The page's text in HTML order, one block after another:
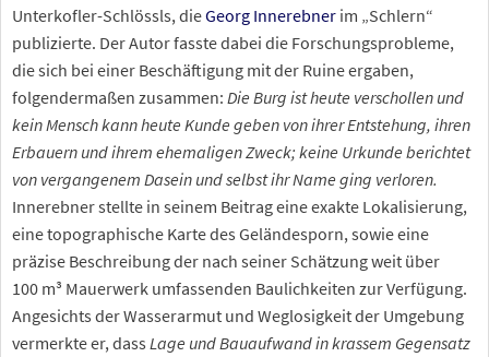
Unterkofler-Schlössls, dieGeorg Innerebner im „Schlern“
publizierte. Der Autor fasste dabei die Forschungsprobleme,
die sich bei einer Beschäftigung mit der Ruine ergaben,
folgendermaßen zusammen: Die Burg ist heute verschollen und
kein Mensch kann heute Kunde geben von ihrer Entstehung, ihren
Erbauern und ihrem ehemaligen Zweck; keine Urkunde berichtet
von vergangenem Dasein und selbst ihr Name ging verloren.
Innerebner stellte in seinem Beitrag eine exakte Lokalisierung,
eine topographische Karte des Geländesporn, sowie eine
präzise Beschreibung der nach seiner Schätzung weit über
100 m³ Mauerwerk umfassenden Baulichkeiten zur Verfügung.
Angesichts der Wasserarmut und Weglosigkeit der Umgebung
vermerkte er, dass Lage und Bauaufwand in krassem Gegensatz